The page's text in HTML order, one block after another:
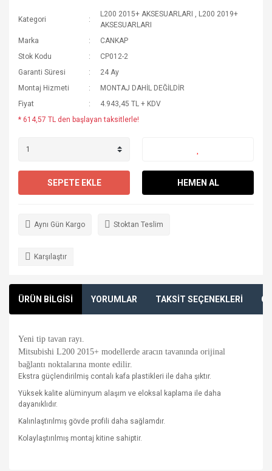
Kategori
L200 2015+ AKSESUARLARI , L200 2019+
AKSESUARLARI
Marka
CANKAP
Stok Kodu
CP012-2
Garanti Süresi
24 Ay
Montaj Hizmeti
MONTAJ DAHİL DEĞİLDİR
Fiyat
4.943,45 TL + KDV
* 614,57 TL den başlayan taksitlerle!
SEPETE EKLE HEMEN AL
Aynı Gün Kargo Stoktan Teslim
Karşılaştır
ÜRÜN BİLGİSİ YORUMLAR TAKSİT SEÇENEKLERİ
Yeni tip tavan rayı.
Mitsubishi L200 2015+ modellerde aracın tavanında orijinal
bağlantı noktalarına monte edilir.
Ekstra güçlendirilmiş contalı kafa plastikleri ile daha şıktır.
Yüksek kalite alüminyum alaşım ve eloksal kaplama ile daha
dayanıklıdır.
Kalınlaştırılmış gövde profili daha sağlamdır.
Kolaylaştırılmış montaj kitine sahiptir.